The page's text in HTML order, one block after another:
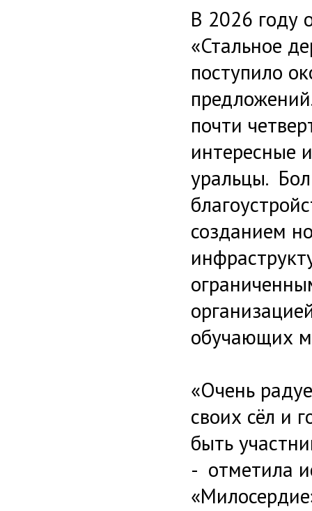
В 2026 году
«Стальное
поступило
почти
интересные
уральцы.
созданием
обучающих
«Очень
своих сёл и
быть
- отметила